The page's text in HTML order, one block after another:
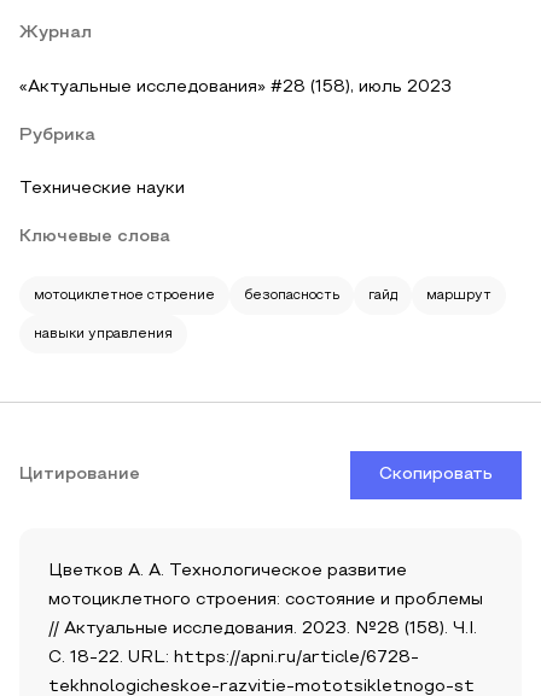
Журнал
«Актуальные исследования» #28 (158), июль 2023
Рубрика
Технические науки
Ключевые слова
мотоциклетное строение безопасность гайд маршрут
навыки управления
Цитирование Скопировать
Цветков А. А. Технологическое развитие
мотоциклетного строения: состояние и проблемы
// Актуальные исследования. 2023. №28 (158). Ч.I.
С. 18-22. URL: https://apni.ru/article/6728-
tekhnologicheskoe-razvitie-mototsikletnogo-st